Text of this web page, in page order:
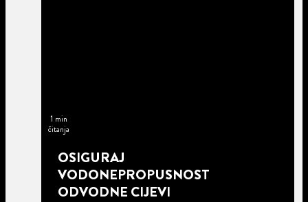
1 min
čitanja
OSIGURAJ
VODONEPROPUSNOST
ODVODNE CIJEVI